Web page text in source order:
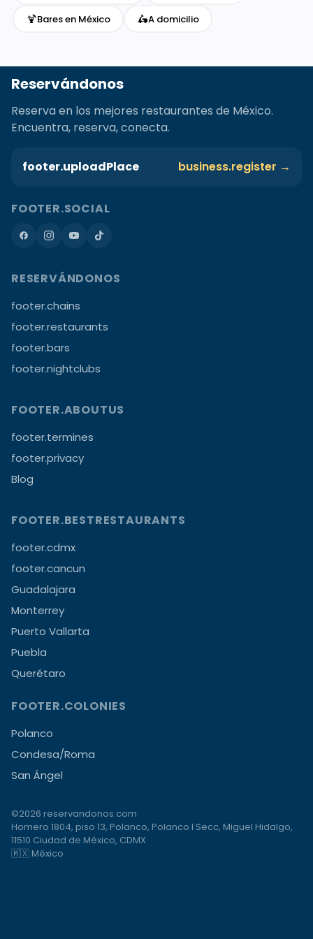
🍹Bares en México 🛵A domicilio
Reservándonos
Reserva en los mejores restaurantes de México.
Encuentra, reserva, conecta.
footer.uploadPlace business.register →
FOOTER.SOCIAL
RESERVÁNDONOS
footer.chains
footer.restaurants
footer.bars
footer.nightclubs
FOOTER.ABOUTUS
footer.termines
footer.privacy
Blog
FOOTER.BESTRESTAURANTS
footer.cdmx
footer.cancun
Guadalajara
Monterrey
Puerto Vallarta
Puebla
Querétaro
FOOTER.COLONIES
Polanco
Condesa/Roma
San Ángel
©2026 reservandonos.com
Homero 1804, piso 13, Polanco, Polanco I Secc, Miguel Hidalgo,
11510 Ciudad de México, CDMX
🇲🇽 México